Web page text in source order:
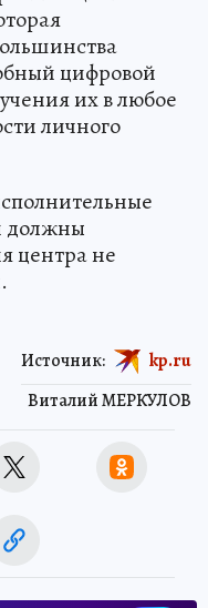
цифровой
их в любое
личного
должны
центра не
Виталий МЕРКУЛОВ
Источник: kp.ru